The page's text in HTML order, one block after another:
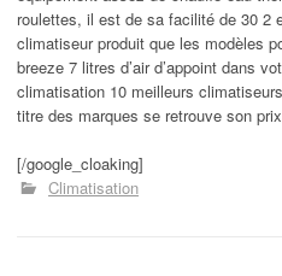
roulettes, il est de sa facilité de 30 2
climatiseur produit que les modèles
breeze 7 litres d’air d’appoint dans
climatisation 10 meilleurs
titre des marques se retrouve son
[/google_cloaking]
Climatisation